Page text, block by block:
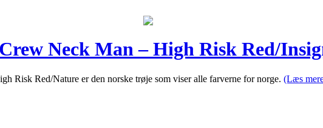
Neck Man – High Risk Red/
Risk Red/Nature er den norske trøje som viser alle farverne for norge. (Læs